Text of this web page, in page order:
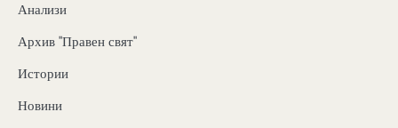
Анализи
Архив "Правен свят"
Истории
Новини